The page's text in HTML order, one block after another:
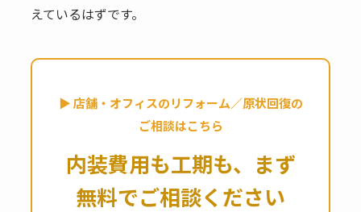
えているはずです。
▶ 店舗・オフィスのリフォーム／原状回復の
ご相談はこちら
内装費用も工期も、まず
無料でご相談ください